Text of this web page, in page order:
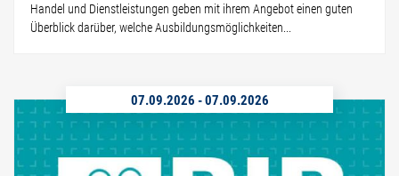
Handel und Dienstleistungen geben mit ihrem Angebot einen guten
Überblick darüber, welche Ausbildungsmöglichkeiten...
07.09.2026 -07.09.2026